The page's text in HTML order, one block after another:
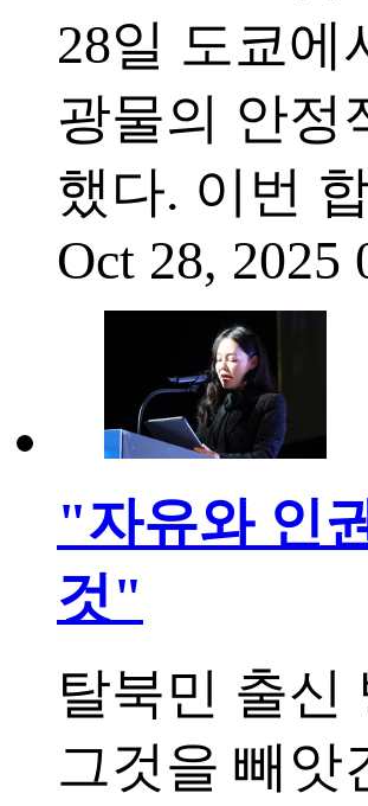
28일 도쿄에
광물의 안정
했다. 이번
Oct 28, 2025
"자유와 인
것"
탈북민 출신
그것을 빼앗